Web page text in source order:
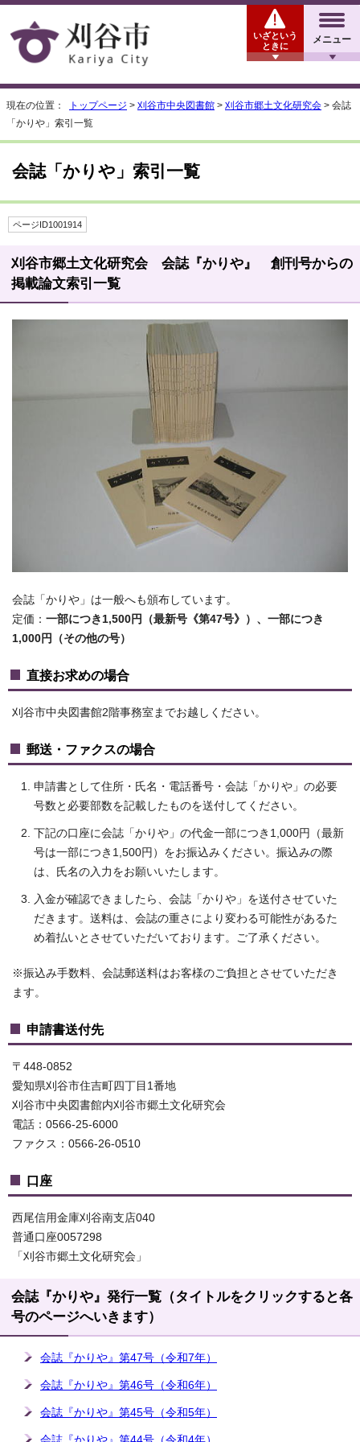
メニュー
いざという
ときに
現在の位置： トップページ > 刈谷市中央図書館 > 刈谷市郷土文化研究会 > 会誌
「かりや」索引一覧
会誌「かりや」索引一覧
ページID1001914
刈谷市郷土文化研究会 会誌『かりや』 創刊号からの
掲載論文索引一覧
会誌「かりや」は一般へも頒布しています。
定価： 一部につき1,500円（最新号《第47号》）、一部につき
1,000円（その他の号）
直接お求めの場合
刈谷市中央図書館2階事務室までお越しください。
郵送・ファクスの場合
申請書として住所・氏名・電話番号・会誌「かりや」の必要
号数と必要部数を記載したものを送付してください。
下記の口座に会誌「かりや」の代金一部につき1,000円（最新
号は一部につき1,500円）をお振込みください。振込みの際
は、氏名の入力をお願いいたします。
入金が確認できましたら、会誌「かりや」を送付させていた
だきます。送料は、会誌の重さにより変わる可能性があるた
め着払いとさせていただいております。ご了承ください。
※振込み手数料、会誌郵送料はお客様のご負担とさせていただき
ます。
申請書送付先
〒448-0852
愛知県刈谷市住吉町四丁目1番地
刈谷市中央図書館内刈谷市郷土文化研究会
電話：0566-25-6000
ファクス：0566-26-0510
口座
西尾信用金庫刈谷南支店040
普通口座0057298
「刈谷市郷土文化研究会」
会誌『かりや』発行一覧（タイトルをクリックすると各
号のページへいきます）
会誌『かりや』第47号（令和7年）
会誌『かりや』第46号（令和6年）
会誌『かりや』第45号（令和5年）